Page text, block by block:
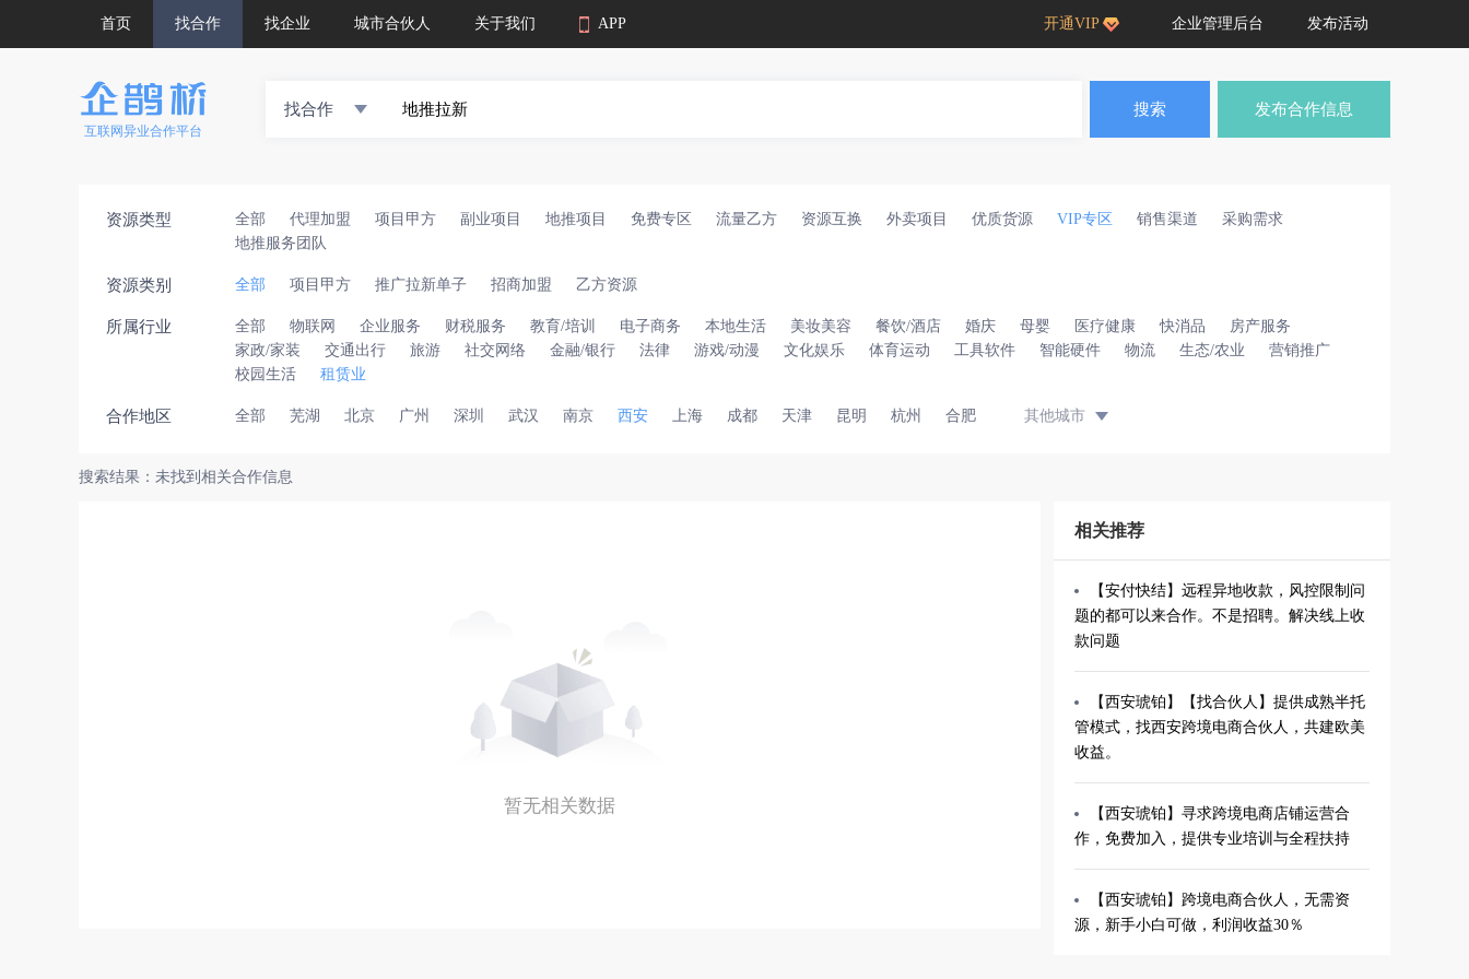
首页 找合作 找企业 城市合伙人 关于我们 APP 开通VIP 企业管理后台 发布活动
互联网异业合作平台
找合作 搜索 发布合作信息
资源类型 全部 代理加盟 项目甲方 副业项目 地推项目 免费专区 流量乙方 资源互换 外卖项目 优质货源 VIP专区 销售渠道
采购需求
地推服务团队
资源类别 全部 项目甲方 推广拉新单子 招商加盟 乙方资源
所属行业 全部 物联网 企业服务 财税服务 教育/培训 电子商务 本地生活 美妆美容 餐饮/酒店 婚庆 母婴 医疗健康 快消品
房产服务
家政/家装
交通出行 旅游 社交网络 金融/银行 法律 游戏/动漫 文化娱乐 体育运动 工具软件 智能硬件 物流 生态/农业
营销推广
校园生活
租赁业
合作地区 全部 芜湖 北京 广州 深圳 武汉 南京 西安 上海 成都 天津 昆明 杭州 合肥 其他城市
搜索结果：未找到相关合作信息
暂无相关数据
相关推荐
【安付快结】远程异地收款，风控限制问
题的都可以来合作。不是招聘。解决线上收
款问题
【西安琥铂】【找合伙人】提供成熟半托
管模式，找西安跨境电商合伙人，共建欧美
收益。
【西安琥铂】寻求跨境电商店铺运营合
作，免费加入，提供专业培训与全程扶持
【西安琥铂】跨境电商合伙人，无需资
源，新手小白可做，利润收益30％